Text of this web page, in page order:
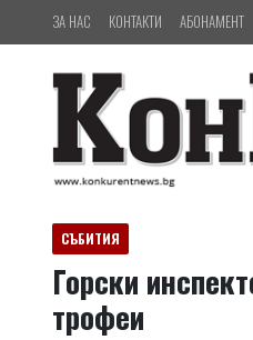
ЗА НАС КОНТАКТИ АБОНАМЕНТ
СЪБИТИЯ
Горски
трофеи